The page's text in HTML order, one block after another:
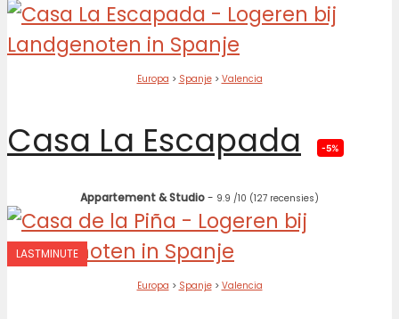
Europa > Spanje> Valencia
Casa La Escapada -5%
Appartement & Studio- 9.9 /10 (127 recensies)
LASTMINUTE
Europa > Spanje> Valencia